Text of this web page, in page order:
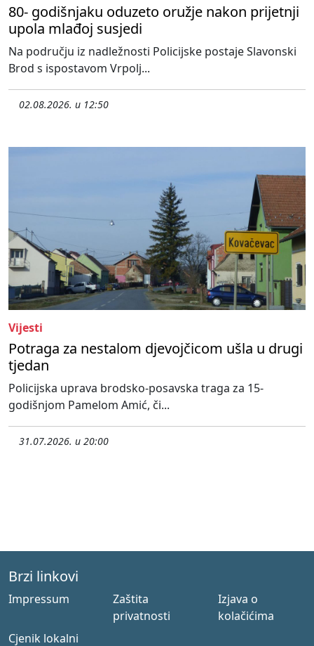
80- godišnjaku oduzeto oružje nakon prijetnji
upola mlađoj susjedi
Na području iz nadležnosti Policijske postaje Slavonski
Brod s ispostavom Vrpolj...
02.08.2026. u 12:50
Vijesti
Potraga za nestalom djevojčicom ušla u drugi
tjedan
Policijska uprava brodsko-posavska traga za 15-
godišnjom Pamelom Amić, či...
31.07.2026. u 20:00
Brzi linkovi
Impressum
Zaštita
privatnosti
Izjava o
kolačićima
Cjenik lokalni